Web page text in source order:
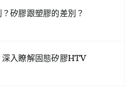
矽膠跟塑膠的差別？
入瞭解固態矽膠HTV